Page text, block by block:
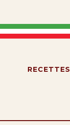
RECETTES